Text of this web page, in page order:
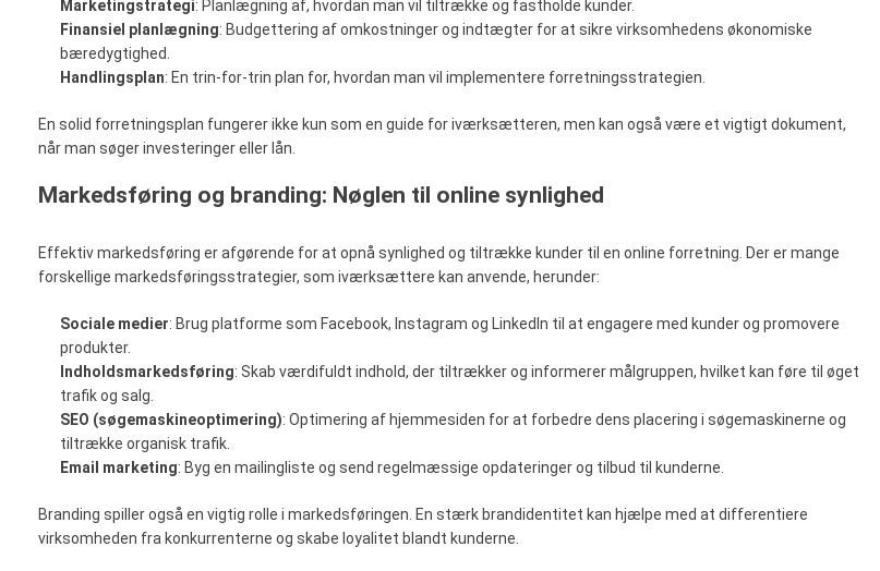
Marketingstrategi: Planlægning af, hvordan man vil tiltrække og fastholde kunder.
Finansiel planlægning: Budgettering af omkostninger og indtægter for at sikre virksomhedens økonomiske
bæredygtighed.
Handlingsplan: En trin-for-trin plan for, hvordan man vil implementere forretningsstrategien.
En solid forretningsplan fungerer ikke kun som en guide for iværksætteren, men kan også være et vigtigt dokument,
når man søger investeringer eller lån.
Markedsføring og branding: Nøglen til online synlighed
Effektiv markedsføring er afgørende for at opnå synlighed og tiltrække kunder til en online forretning. Der er mange
forskellige markedsføringsstrategier, som iværksættere kan anvende, herunder:
Sociale medier: Brug platforme som Facebook, Instagram og LinkedIn til at engagere med kunder og promovere
produkter.
Indholdsmarkedsføring: Skab værdifuldt indhold, der tiltrækker og informerer målgruppen, hvilket kan føre til øget
trafik og salg.
SEO (søgemaskineoptimering): Optimering af hjemmesiden for at forbedre dens placering i søgemaskinerne og
tiltrække organisk trafik.
Email marketing: Byg en mailingliste og send regelmæssige opdateringer og tilbud til kunderne.
Branding spiller også en vigtig rolle i markedsføringen. En stærk brandidentitet kan hjælpe med at differentiere
virksomheden fra konkurrenterne og skabe loyalitet blandt kunderne.